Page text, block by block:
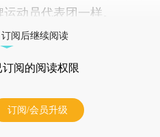
动员代表团一样。
阅后继续阅读
订阅的阅读权限
订阅/会员升级